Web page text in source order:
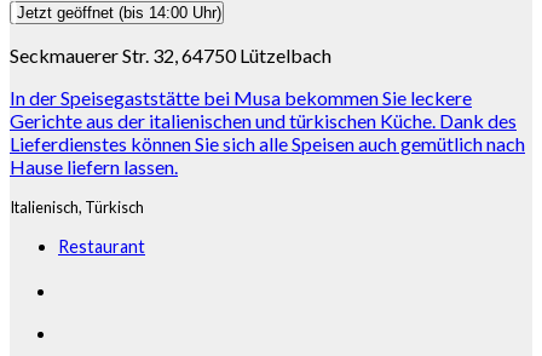
Jetzt geöffnet (bis 14:00 Uhr)
Seckmauerer Str. 32, 64750 Lützelbach
In der Speisegaststätte bei Musa bekommen Sie leckere
Gerichte aus der italienischen und türkischen Küche. Dank des
Lieferdienstes können Sie sich alle Speisen auch gemütlich nach
Hause liefern lassen.
Italienisch, Türkisch
Restaurant